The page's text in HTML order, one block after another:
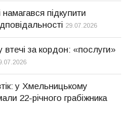
підкупити
29.07.2026
за кордон: «послуги»
у Хмельницькому
22-річного грабіжника